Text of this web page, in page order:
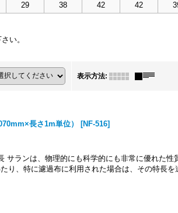
29 38 42 42
い。
表示方法:
長さ1m単位） [NF-516]
サランは、物理的にも科学的にも非常に優れた性
り、特に濾過布に利用された場合は、その特長を